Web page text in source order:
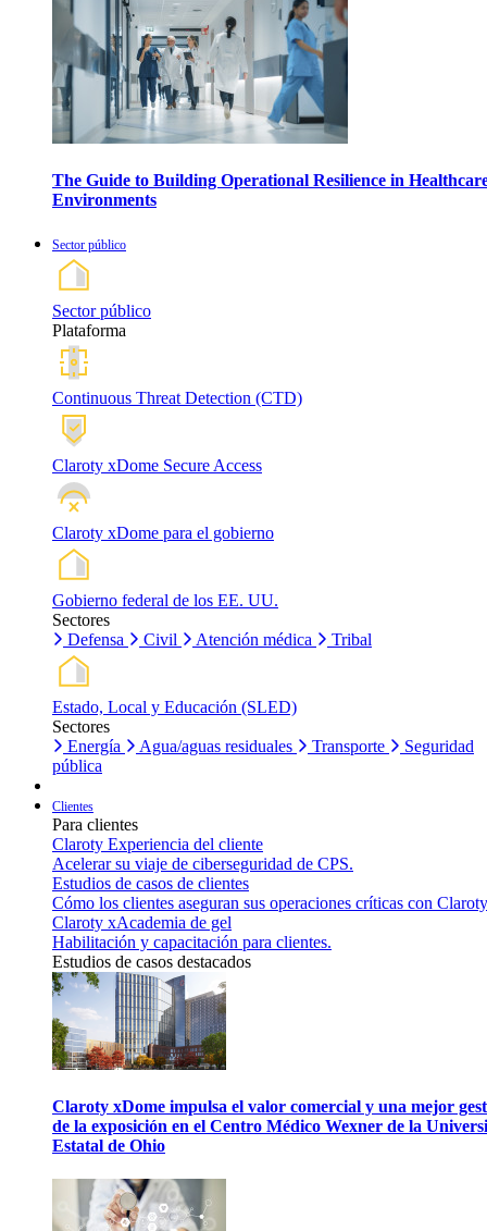
The Guide to Building Operational Resilience in
Environments
Sector público
Sector público
Plataforma
Continuous Threat Detection (CTD)
Claroty xDome Secure Access
Claroty xDome para el gobierno
Gobierno federal de los EE. UU.
Sectores
Defensa
Civil Atención médica Tribal
Estado, Local y Educación (SLED)
Sectores
Energía
Agua/aguas residuales Transporte
Seguridad
pública
Clientes
Para clientes
Claroty Experiencia del cliente
Acelerar su viaje de ciberseguridad de CPS.
Estudios de casos de clientes
Cómo los clientes aseguran sus operaciones críticas con
Claroty xAcademia de gel
Habilitación y capacitación para clientes.
Estudios de casos destacados
Claroty xDome impulsa el valor comercial y una mejor
de la exposición en el Centro Médico Wexner de la
Estatal de Ohio